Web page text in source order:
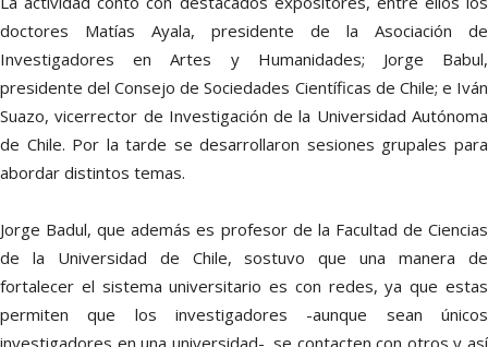
doctores Matías Ayala, presidente de la Asociación de
Investigadores en Artes y Humanidades; Jorge Babul,
presidente del Consejo de Sociedades Científicas de Chile; e Iván
Suazo, vicerrector de Investigación de la Universidad Autónoma
de Chile. Por la tarde se desarrollaron sesiones grupales para
abordar distintos temas.
Jorge Badul, que además es profesor de la Facultad de Ciencias
de la Universidad de Chile, sostuvo que una manera de
fortalecer el sistema universitario es con redes, ya que estas
permiten que los investigadores -aunque sean únicos
investigadores en una universidad-, se contacten con otros y así